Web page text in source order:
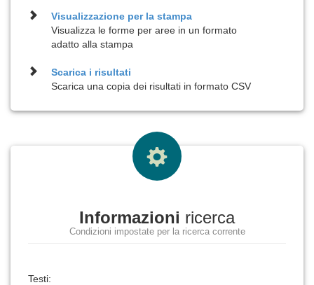
Visualizzazione per lastampa
Visualizza le forme per aree in un formato
adatto alla stampa
Scarica i risultati
Scarica una copia dei risultati in formato CSV
Informazioni ricerca
Condizioni impostate per la ricerca corrente
Testi: